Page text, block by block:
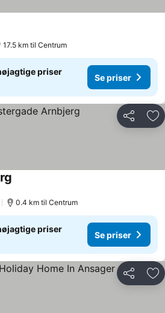
priser
17.5 km til Centrum
priser
Se priser
Del
0.4 km til Centrum
priser
Se priser
Del